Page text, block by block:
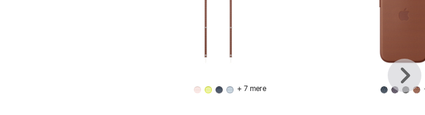
+ 7 mere
Forrige
Næste